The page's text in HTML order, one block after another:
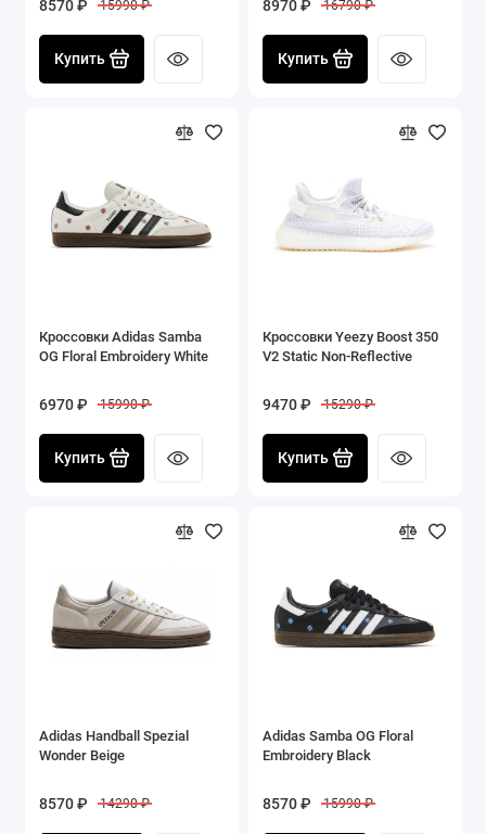
8570 ₽ 15990 ₽
Купить
8970 ₽ 16790 ₽
Купить
Кроссовки Adidas Samba
OG Floral Embroidery White
6970 ₽ 15990 ₽
Купить
Кроссовки Yeezy Boost 350
V2 Static Non-Reflective
9470 ₽ 15290 ₽
Купить
Adidas Handball Spezial
Wonder Beige
8570 ₽ 14290 ₽
Adidas Samba OG Floral
Embroidery Black
8570 ₽ 15990 ₽